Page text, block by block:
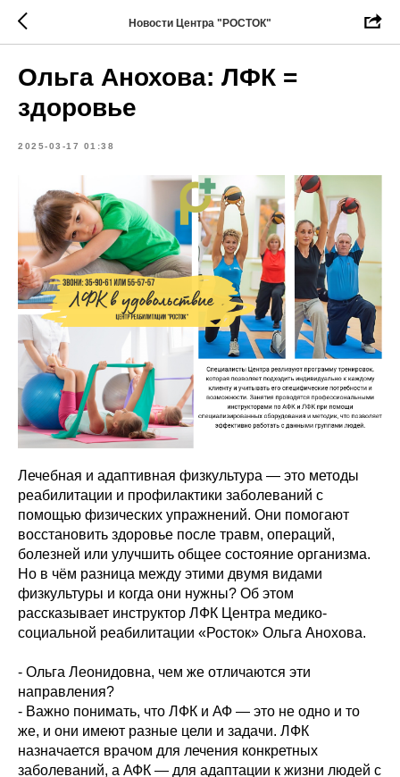
Новости Центра "РОСТОК"
Ольга Анохова: ЛФК =
здоровье
2025-03-17 01:38
Лечебная и адаптивная физкультура — это методы
реабилитации и профилактики заболеваний с
помощью физических упражнений. Они помогают
восстановить здоровье после травм, операций,
болезней или улучшить общее состояние организма.
Но в чём разница между этими двумя видами
физкультуры и когда они нужны? Об этом
рассказывает инструктор ЛФК Центра медико-
социальной реабилитации «Росток» Ольга Анохова.
- Ольга Леонидовна, чем же отличаются эти
направления?
- Важно понимать, что ЛФК и АФ — это не одно и то
же, и они имеют разные цели и задачи. ЛФК
назначается врачом для лечения конкретных
заболеваний, а АФК — для адаптации к жизни людей с